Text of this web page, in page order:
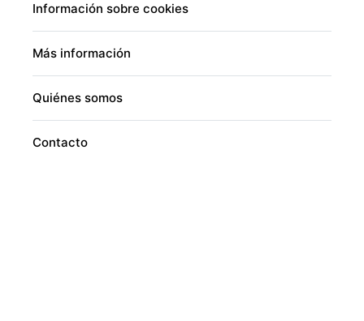
Información sobre cookies
Más información
Quiénes somos
Contacto